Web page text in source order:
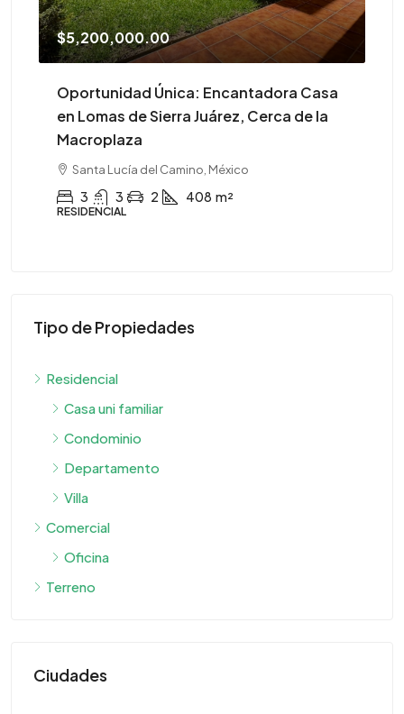
$5,200,000.00
Oportunidad Única: Encantadora Casa
en Lomas de Sierra Juárez, Cerca de la
Macroplaza
Santa Lucía del Camino, México
3 3 2 408 m²
RESIDENCIAL
Tipo de Propiedades
Residencial
Casa uni familiar
Condominio
Departamento
Villa
Comercial
Oficina
Terreno
Ciudades